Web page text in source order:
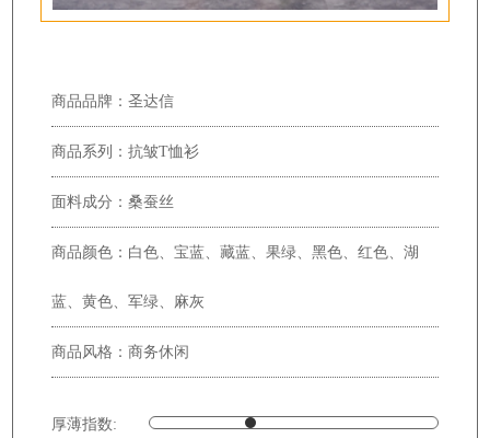
商品品牌：圣达信
商品系列：抗皱T恤衫
面料成分：桑蚕丝
商品颜色：白色、宝蓝、藏蓝、果绿、黑色、红色、湖
蓝、黄色、军绿、麻灰
商品风格：商务休闲
厚薄指数: